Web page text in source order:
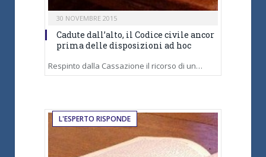
30 NOVEMBRE 2015
Cadute dall’alto, il Codice civile ancor
prima delle disposizioni ad hoc
Respinto dalla Cassazione il ricorso di un…
L'ESPERTO RISPONDE